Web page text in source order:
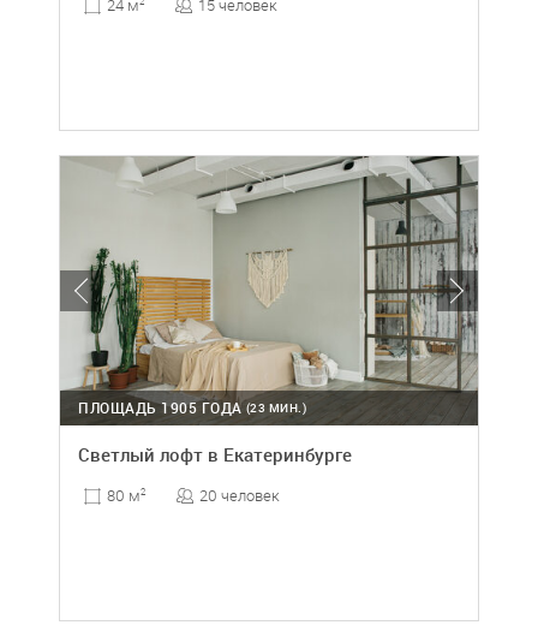
24 м 15 человек
(23 МИН.)
ПЛОЩАДЬ 1905 ГОДА
Светлый лофт в Екатеринбурге
80 м2 20 человек